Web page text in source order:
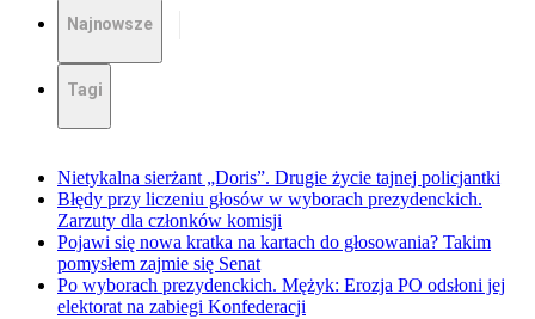
Najnowsze
Tagi
Nietykalna sierżant „Doris”. Drugie życie tajnej policjantki
Błędy przy liczeniu głosów w wyborach prezydenckich.
Zarzuty dla członków komisji
Pojawi się nowa kratka na kartach do głosowania? Takim
pomysłem zajmie się Senat
Po wyborach prezydenckich. Mężyk: Erozja PO odsłoni jej
elektorat na zabiegi Konfederacji